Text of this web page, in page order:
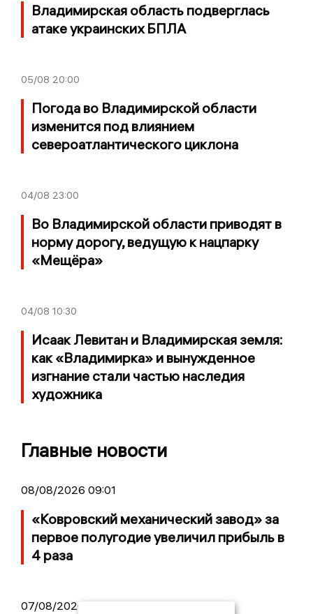
Владимирская область подверглась
атаке украинских БПЛА
05/08 20:00
Погода во Владимирской области
изменится под влиянием
североатлантического циклона
04/08 23:00
Во Владимирской области приводят в
норму дорогу, ведущую к нацпарку
«Мещёра»
04/08 10:30
Исаак Левитан и Владимирская земля:
как «Владимирка» и вынужденное
изгнание стали частью наследия
художника
Главные новости
08/08/2026 09:01
«Ковровский механический завод» за
первое полугодие увеличил прибыль в
4 раза
07/08/2026 14:34